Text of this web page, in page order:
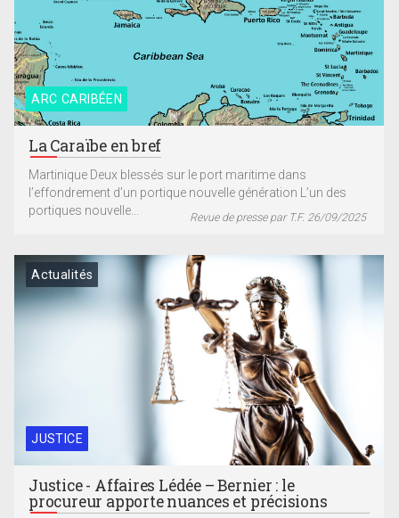
ARC CARIBÉEN
La Caraïbe en bref
Martinique Deux blessés sur le port maritime dans
l’effondrement d’un portique nouvelle génération L’un des
portiques nouvelle...
Revue de presse par T.F. 26/09/2025
JUSTICE
Actualités
Justice - Affaires Lédée – Bernier : le
procureur apporte nuances et précisions